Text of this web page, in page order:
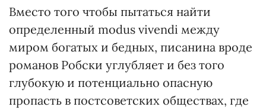
Вместо того чтобы пытаться найти
определенный modus vivendi между
миром богатых и бедных, писанина вроде
романов Робски углубляет и без того
глубокую и потенциально опасную
пропасть в постсоветских обществах, где